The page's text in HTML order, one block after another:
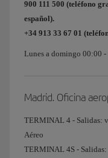
900 111 500 (teléfono
español).
+34 913 33 67 01
Lunes a domingo 00:00 -
Madrid. Oficina
TERMINAL 4 - Salidas:
Aéreo
TERMINAL 4S -